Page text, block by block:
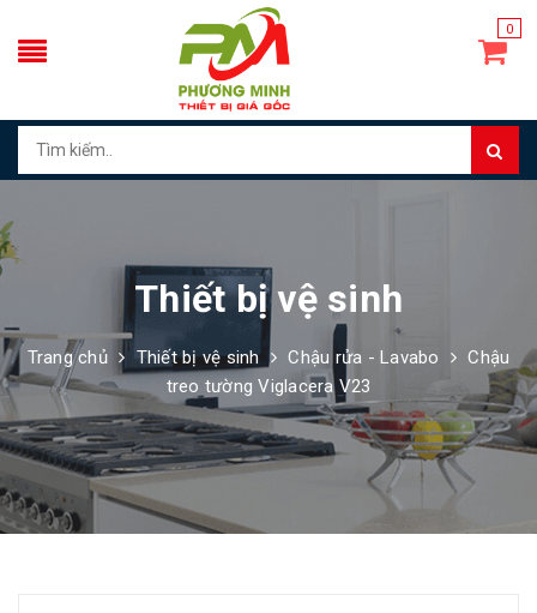
0
Thiết bị vệ sinh
Trang chủ Thiết bị vệ sinh Chậu rửa - Lavabo
Chậu
treo tường Viglacera V23